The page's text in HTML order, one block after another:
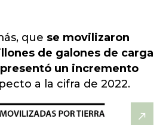
que se movilizaron
de galones de carga
un incremento
a la cifra de 2022.